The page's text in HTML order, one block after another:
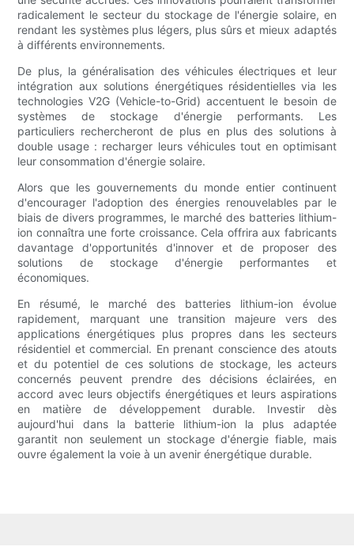
radicalement le secteur du stockage de l'énergie solaire, en
rendant les systèmes plus légers, plus sûrs et mieux adaptés
à différents environnements.
De plus, la généralisation des véhicules électriques et leur
intégration aux solutions énergétiques résidentielles via les
technologies V2G (Vehicle-to-Grid) accentuent le besoin de
systèmes de stockage d'énergie performants. Les
particuliers rechercheront de plus en plus des solutions à
double usage : recharger leurs véhicules tout en optimisant
leur consommation d'énergie solaire.
Alors que les gouvernements du monde entier continuent
d'encourager l'adoption des énergies renouvelables par le
biais de divers programmes, le marché des batteries lithium-
ion connaîtra une forte croissance. Cela offrira aux fabricants
davantage d'opportunités d'innover et de proposer des
solutions de stockage d'énergie performantes et
économiques.
En résumé, le marché des batteries lithium-ion évolue
rapidement, marquant une transition majeure vers des
applications énergétiques plus propres dans les secteurs
résidentiel et commercial. En prenant conscience des atouts
et du potentiel de ces solutions de stockage, les acteurs
concernés peuvent prendre des décisions éclairées, en
accord avec leurs objectifs énergétiques et leurs aspirations
en matière de développement durable. Investir dès
aujourd'hui dans la batterie lithium-ion la plus adaptée
garantit non seulement un stockage d'énergie fiable, mais
ouvre également la voie à un avenir énergétique durable.